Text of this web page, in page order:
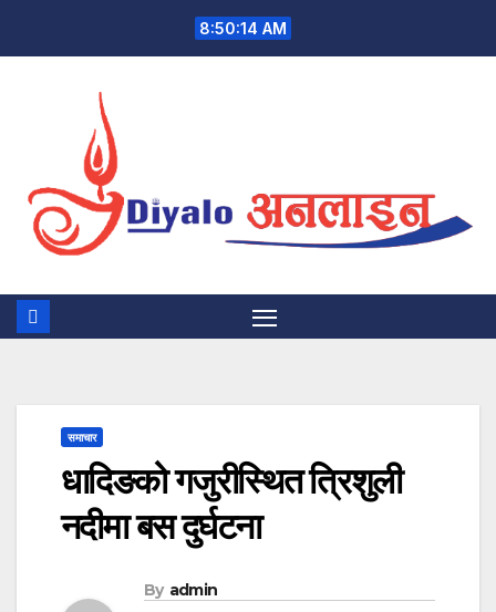
8:50:15 AM
समाचार
धादिङको गजुरीस्थित त्रिशुली
नदीमा बस दुर्घटना
By admin